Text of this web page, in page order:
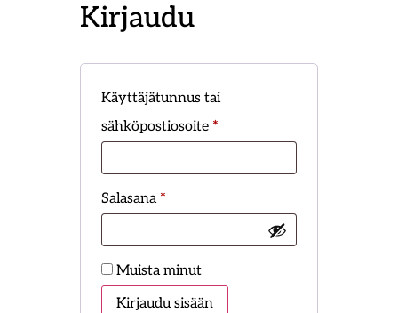
Kirjaudu
Käyttäjätunnus tai
sähköpostiosoite *
Salasana *
Muista minut
Kirjaudu sisään